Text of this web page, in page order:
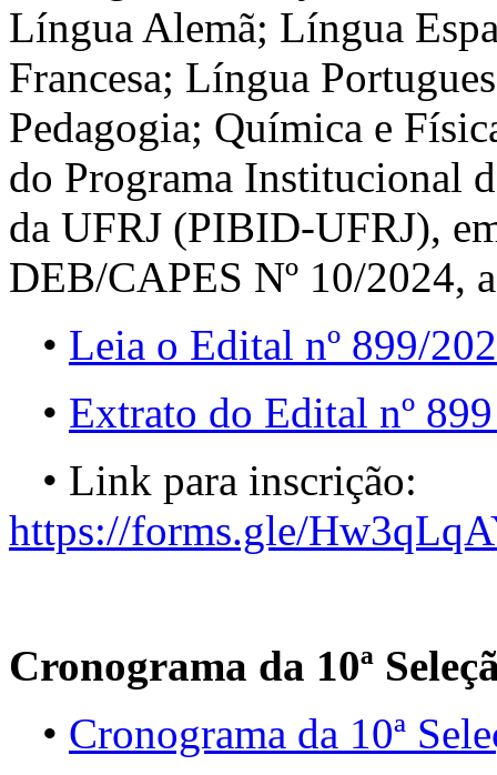
Língua Alemã; Língua
Francesa; Língua
Pedagogia; Química e
do Programa Institucional
da UFRJ (PIBID-UFRJ),
DEB/CAPES Nº 10/2024,
• Leia o Edital nº 899/
• Extrato do Edital nº
• Link para inscrição:
https://forms.gle/
Cronograma da 10ª
• Cronograma da 10ª